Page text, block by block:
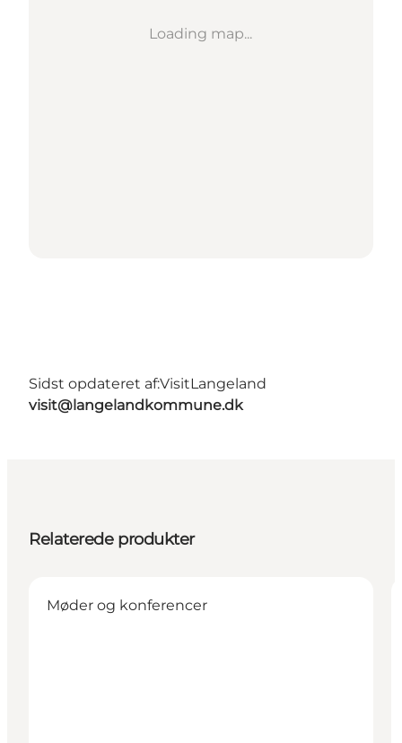
Loading map...
Sidst opdateret af:VisitLangeland
visit@langelandkommune.dk
Relaterede produkter
Møder og konferencer